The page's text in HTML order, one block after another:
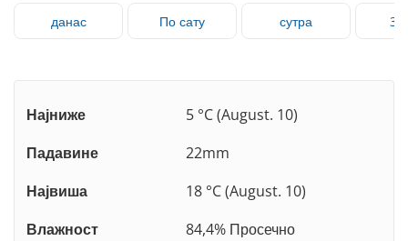
данас По сату сутра 3
Најниже
5 °C (August. 10)
Падавине
22mm
Највиша
18 °C (August. 10)
Влажност
84,4% Просечно